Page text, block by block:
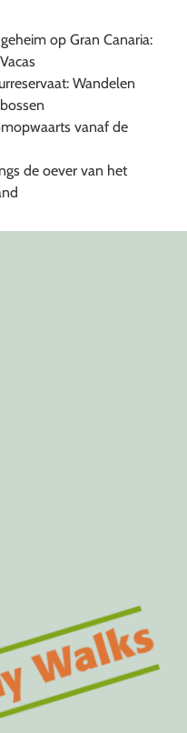
op Gran Canaria:
Wandelen
vanaf de
de oever van het